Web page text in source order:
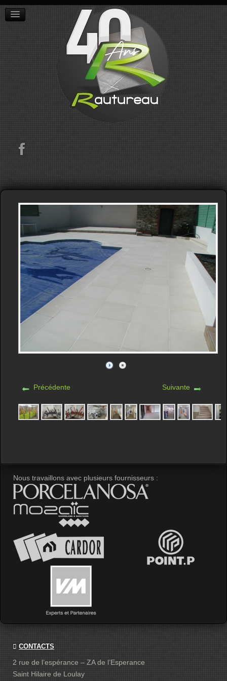
L'ENTREPRISE
Précédente Suivante
Nous travaillons avec plusieurs fournisseurs :
CONTACTS
2 rue de l’espérance – ZA de l’Esperance
Saint Hilaire de Loulay